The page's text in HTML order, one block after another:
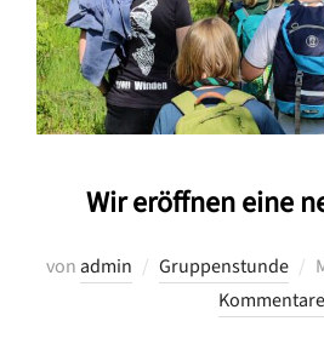
Wir eröffnen eine
vonadmin Gruppenstunde
Kommentare